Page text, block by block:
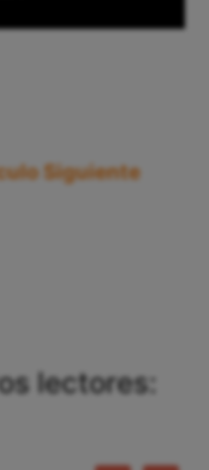
Siguiente
lectores: